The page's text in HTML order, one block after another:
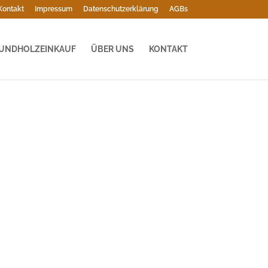
Impressum Datenschutzerklärung AGBs
ÜBER UNS KONTAKT